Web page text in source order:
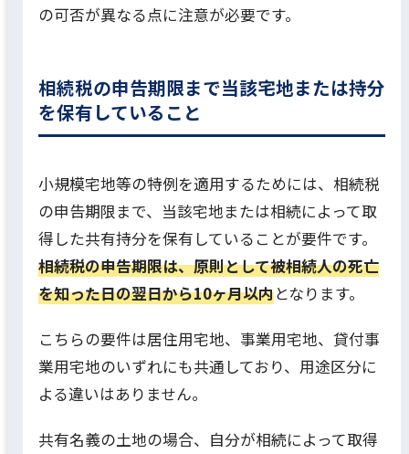
の可否が異なる点に注意が必要です。
相続税の申告期限まで当該宅地または持分
を保有していること
小規模宅地等の特例を適用するためには、相続税
の申告期限まで、当該宅地または相続によって取
得した共有持分を保有していることが要件です。
相続税の申告期限は、原則として被相続人の死亡
を知った日の翌日から10ヶ月以内となります。
こちらの要件は居住用宅地、事業用宅地、貸付事
業用宅地のいずれにも共通しており、用途区分に
よる違いはありません。
共有名義の土地の場合、自分が相続によって取得